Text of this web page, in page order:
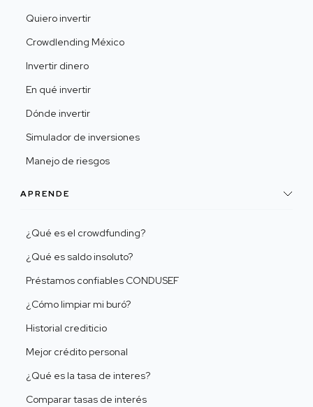
Quiero invertir
Crowdlending México
Invertir dinero
En qué invertir
Dónde invertir
Simulador de inversiones
Manejo de riesgos
APRENDE
¿Qué es el crowdfunding?
¿Qué es saldo insoluto?
Préstamos confiables CONDUSEF
¿Cómo limpiar mi buró?
Historial crediticio
Mejor crédito personal
¿Qué es la tasa de interes?
Comparar tasas de interés